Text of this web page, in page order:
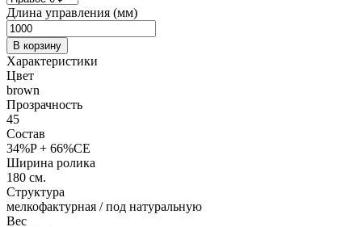
Длина управления (мм)
В корзину
Характеристики
Цвет
brown
Прозрачность
45
Состав
34%P + 66%CE
Ширина ролика
180 см.
Структура
мелкофактурная / под натуральную
Вес